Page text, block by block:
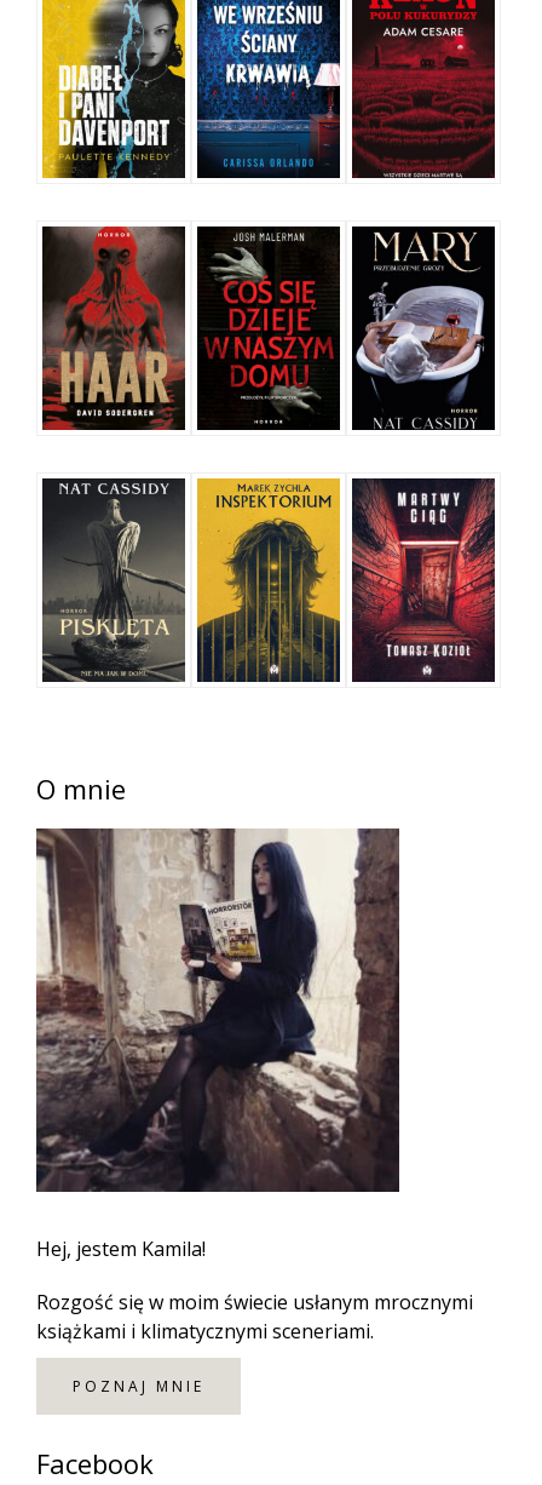
O mnie
Hej, jestem Kamila!
Rozgość się w moim świecie usłanym mrocznymi
książkami i klimatycznymi sceneriami.
POZNAJ MNIE
Facebook